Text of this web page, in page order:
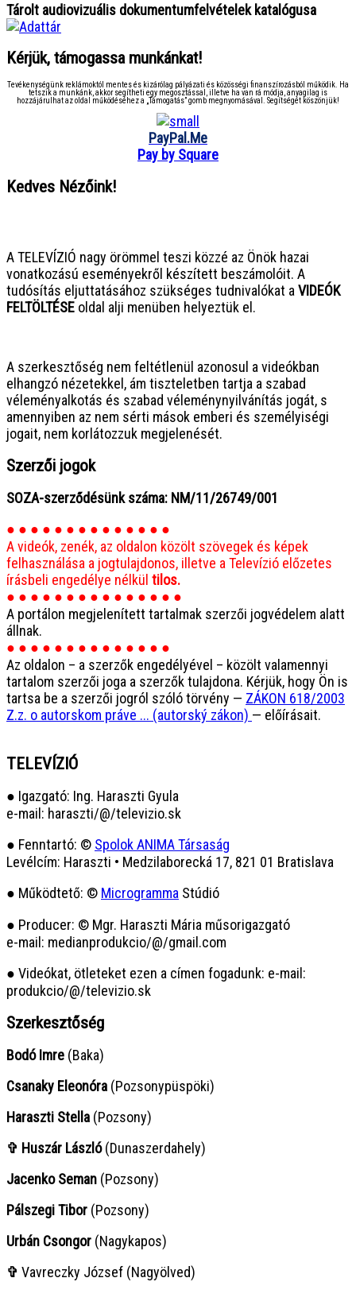
Tárolt audiovizuális dokumentumfelvételek katalógusa
Kérjük, támogassa munkánkat!
Tevékenységünk reklámoktól mentes és kizárólag pályázati és közösségi finanszírozásból működik. Ha
tetszik a munkánk, akkor segítheti egy megosztással, illetve ha van rá módja, anyagilag is
hozzájárulhat az oldal működéséhez a „Támogatás” gomb megnyomásával. Segítségét köszönjük!
PayPal.Me
Pay by Square
Kedves Nézőink!
A TELEVÍZIÓ nagy örömmel teszi közzé az Önök hazai
vonatkozású eseményekről készített beszámolóit. A
tudósítás eljuttatásához szükséges tudnivalókat a VIDEÓK
FELTÖLTÉSE oldal alji menüben helyeztük el.
A szerkesztőség nem feltétlenül azonosul a videókban
elhangzó nézetekkel, ám tiszteletben tartja a szabad
véleményalkotás és szabad véleménynyilvánítás jogát, s
amennyiben az nem sérti mások emberi és személyiségi
jogait, nem korlátozzuk megjelenését.
Szerzői jogok
SOZA-szerződésünk száma: NM/11/26749/001
● ● ● ● ● ● ● ● ● ● ● ● ● ●
A videók, zenék, az oldalon közölt szövegek és képek
felhasználása a jogtulajdonos, illetve a Televízió előzetes
írásbeli engedélye nélkül tilos.
● ● ● ● ● ● ● ● ● ● ● ● ● ● ●
A portálon megjelenített tartalmak szerzői jogvédelem alatt
állnak.
● ● ● ● ● ● ● ● ● ● ● ● ● ●
Az oldalon – a szerzők engedélyével – közölt valamennyi
tartalom szerzői joga a szerzők tulajdona. Kérjük, hogy Ön is
tartsa be a szerzői jogról szóló törvény — ZÁKON 618/2003
Z.z. o autorskom práve ... (autorský zákon) — előírásait.
TELEVÍZIÓ
● Igazgató: Ing. Haraszti Gyula
e-mail: haraszti/@/televizio.sk
● Fenntartó: © Spolok ANIMA Társaság
Levélcím: Haraszti • Medzilaborecká 17, 821 01 Bratislava
● Működtető: © Microgramma Stúdió
● Producer: © Mgr. Haraszti Mária műsorigazgató
e-mail: medianprodukcio/@/gmail.com
● Videókat, ötleteket ezen a címen fogadunk: e-mail:
produkcio/@/televizio.sk
Szerkesztőség
Bodó Imre (Baka)
Csanaky Eleonóra (Pozsonypüspöki)
Haraszti Stella (Pozsony)
✞ Huszár László(Dunaszerdahely)
Jacenko Seman (Pozsony)
Pálszegi Tibor (Pozsony)
Urbán Csongor (Nagykapos)
✞ Vavreczky József (Nagyölved)